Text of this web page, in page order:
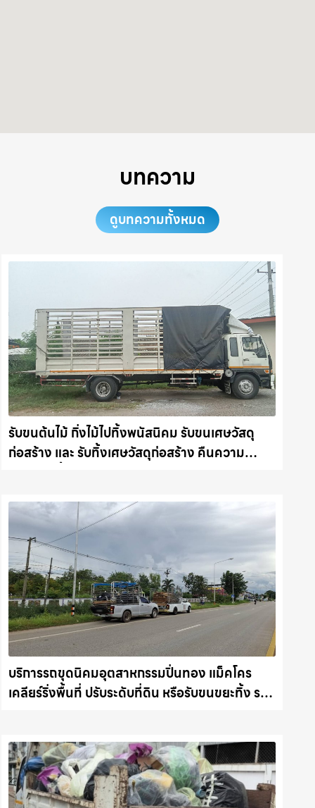
บทความ
ดูบทความทั้งหมด
รับขนต้นไม้ กิ่งไม้ไปทิ้งพนัสนิคม รับขนเศษวัสดุ
ก่อสร้าง และ รับทิ้งเศษวัสดุก่อสร้าง คืนความ
บริการรถขุดนิคมอุตสาหกรรมปิ่นทอง แม็คโคร
เคลียร์ริ่งพื้นที่ ปรับระดับที่ดิน หรือรับขนขยะทิ้ง รถ